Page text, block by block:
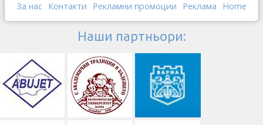
За нас Контакти Рекламни промоции Реклама Home
Наши партньори: